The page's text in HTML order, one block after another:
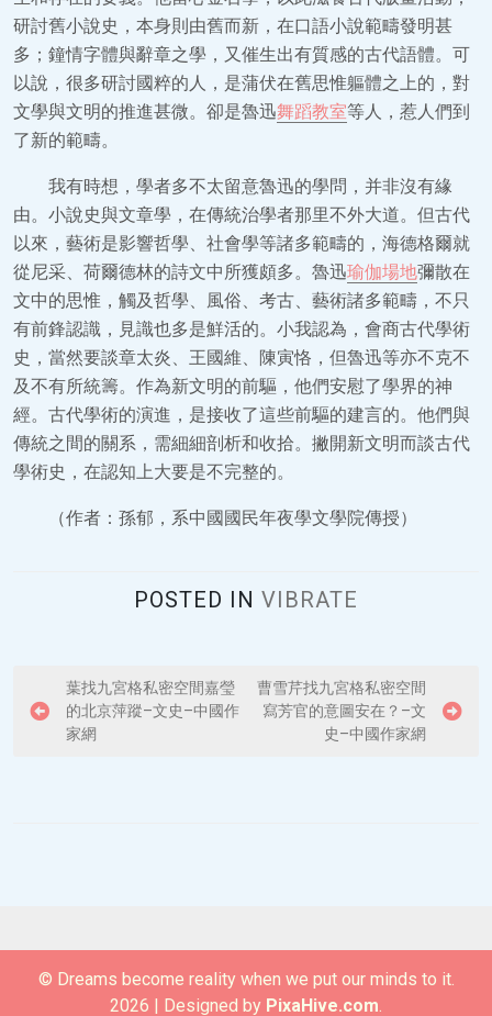
研討舊小說史，本身則由舊而新，在口語小說範疇發明甚
多；鐘情字體與辭章之學，又催生出有質感的古代語體。可
以說，很多研討國粹的人，是蒲伏在舊思惟軀體之上的，對
文學與文明的推進甚微。卻是魯迅舞蹈教室等人，惹人們到
了新的範疇。
我有時想，學者多不太留意魯迅的學問，并非沒有緣
由。小說史與文章學，在傳統治學者那里不外大道。但古代
以來，藝術是影響哲學、社會學等諸多範疇的，海德格爾就
從尼采、荷爾德林的詩文中所獲頗多。魯迅瑜伽場地彌散在
文中的思惟，觸及哲學、風俗、考古、藝術諸多範疇，不只
有前鋒認識，見識也多是鮮活的。小我認為，會商古代學術
史，當然要談章太炎、王國維、陳寅恪，但魯迅等亦不克不
及不有所統籌。作為新文明的前驅，他們安慰了學界的神
經。古代學術的演進，是接收了這些前驅的建言的。他們與
傳統之間的關系，需細細剖析和收拾。撇開新文明而談古代
學術史，在認知上大要是不完整的。
（作者：孫郁，系中國國民年夜學文學院傳授）
POSTED IN VIBRATE
o
g
a
葉找九宮格私密空間嘉瑩
的北京萍蹤–文史–中國作
家網
曹雪芹找九宮格私密空間
寫芳官的意圖安在？–文
史–中國作家網
© Dreams become reality when we put our minds to it.
2026 | Designed by PixaHive.com